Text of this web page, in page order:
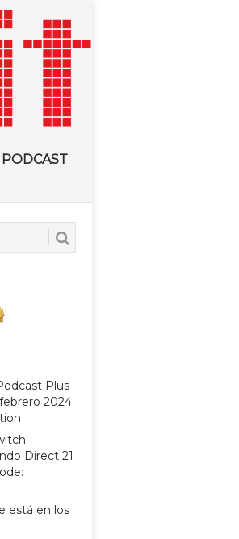
PODCAST
Plus
2024
Direct 21
está en los